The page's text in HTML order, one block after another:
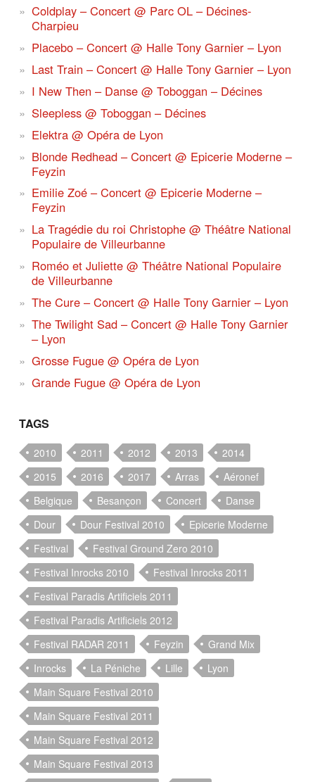
Coldplay – Concert @ Parc OL – Décines-
Charpieu
Placebo – Concert @ Halle Tony Garnier – Lyon
Last Train – Concert @ Halle Tony Garnier – Lyon
I New Then – Danse @ Toboggan – Décines
Sleepless @ Toboggan – Décines
Elektra @ Opéra de Lyon
Blonde Redhead – Concert @ Epicerie Moderne –
Feyzin
Emilie Zoé – Concert @ Epicerie Moderne –
Feyzin
La Tragédie du roi Christophe @ Théâtre National
Populaire de Villeurbanne
Roméo et Juliette @ Théâtre National Populaire
de Villeurbanne
The Cure – Concert @ Halle Tony Garnier – Lyon
The Twilight Sad – Concert @ Halle Tony Garnier
– Lyon
Grosse Fugue @ Opéra de Lyon
Grande Fugue @ Opéra de Lyon
TAGS
2010 2011 2012 2013
2014
2015
2016 2017 Arras
Aéronef
Belgique
Besançon Concert
Danse
Dour
Dour Festival 2010
Epicerie Moderne
Festival
Festival Ground Zero 2010
Festival Inrocks 2010
Festival Inrocks 2011
Festival Paradis Artificiels 2011
Festival Paradis Artificiels 2012
Festival RADAR 2011
Feyzin
Grand Mix
Inrocks
La Péniche Lille
Lyon
Main Square Festival 2010
Main Square Festival 2011
Main Square Festival 2012
Main Square Festival 2013